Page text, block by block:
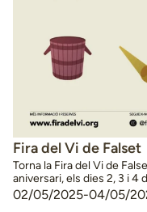
Fira del Vi de Falset
Torna la Fira del Vi de
aniversari, els dies 2, 3 i 4
d’una cinquantena de
plagada d’activitats i
02/05/2025-04/05/